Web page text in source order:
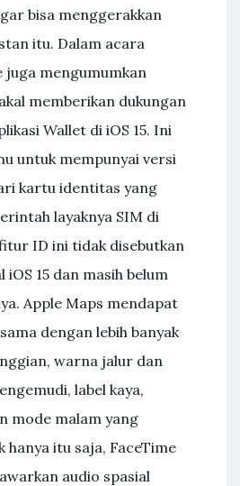
bisa menggerakkan
itu. Dalam acara
juga mengumumkan
memberikan dukungan
Wallet di iOS 15. Ini
untuk mempunyai versi
kartu identitas yang
layaknya SIM di
ID ini tidak disebutkan
15 dan masih belum
Apple Maps mendapat
dengan lebih banyak
warna jalur dan
label kaya,
mode malam yang
hanya itu saja, FaceTime
audio spasial